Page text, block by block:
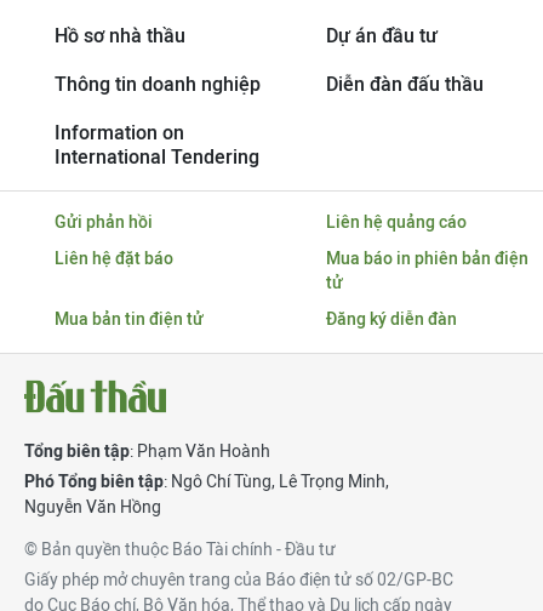
Hồ sơ nhà thầu Dự án đầu tư
Thông tin doanh nghiệp Diễn đàn đấu thầu
Information on
International Tendering
Gửi phản hồi
Liên hệ quảng cáo
Liên hệ đặt báo
Mua báo in phiên bản điện
tử
Mua bản tin điện tử
Đăng ký diễn đàn
Tổng biên tập: Phạm Văn Hoành
Phó Tổng biên tập: Ngô Chí Tùng, Lê Trọng Minh,
Nguyễn Văn Hồng
© Bản quyền thuộc Báo Tài chính - Đầu tư
Giấy phép mở chuyên trang của Báo điện tử số 02/GP-BC
do Cục Báo chí, Bộ Văn hóa, Thể thao và Du lịch cấp ngày